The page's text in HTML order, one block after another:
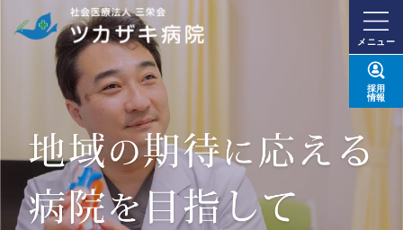
メニュー
採用
情報